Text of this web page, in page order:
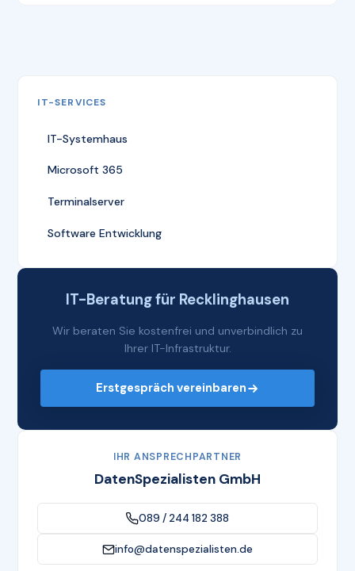
IT-SERVICES
IT-Systemhaus
Microsoft 365
Terminalserver
Software Entwicklung
IT-Beratung für Recklinghausen
Wir beraten Sie kostenfrei und unverbindlich zu
Ihrer IT-Infrastruktur.
Erstgespräch vereinbaren
IHR ANSPRECHPARTNER
DatenSpezialisten GmbH
089 / 244 182 388
info@datenspezialisten.de